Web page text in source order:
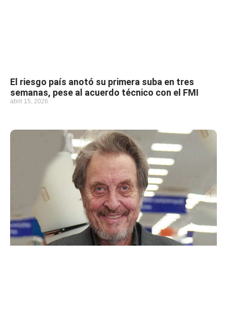
El riesgo país anotó su primera suba en tres
semanas, pese al acuerdo técnico con el FMI
abril 15, 2026